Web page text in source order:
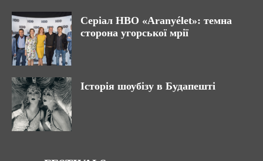
Серіал HBO «Aranyélet»: темна
сторона угорської мрії
Історія шоубізу в Будапешті